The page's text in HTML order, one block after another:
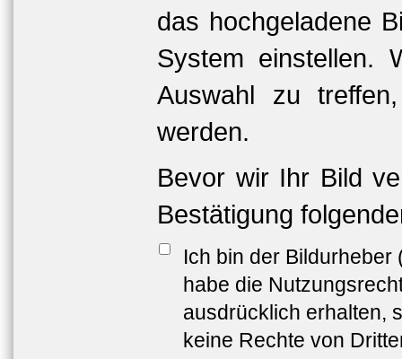
das hochgeladene
System einstellen.
Auswahl zu
werden.
Bevor wir Ihr Bild
Bestätigung
Ich bin der
habe die
ausdrücklich erhalten,
keine Rechte von